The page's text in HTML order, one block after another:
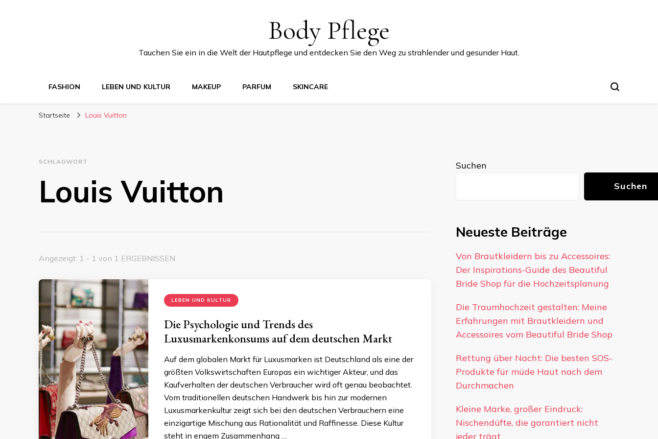
Body Pflege
Tauchen Sie ein in die Welt der Hautpflege und entdecken Sie den Weg zu strahlender und gesunder Haut.
FASHION LEBEN UND KULTUR MAKEUP PARFUM SKINCARE
Startseite Louis Vuitton
SCHLAGWORT
Louis Vuitton
Angezeigt: 1 - 1 von 1 ERGEBNISSEN
LEBEN UND KULTUR
Die Psychologie und Trends des
Luxusmarkenkonsums auf dem deutschen Markt
Auf dem globalen Markt für Luxusmarken ist Deutschland als eine der
größten Volkswirtschaften Europas ein wichtiger Akteur, und das
Kaufverhalten der deutschen Verbraucher wird oft genau beobachtet.
Vom traditionellen deutschen Handwerk bis hin zur modernen
Luxusmarkenkultur zeigt sich bei den deutschen Verbrauchern eine
einzigartige Mischung aus Rationalität und Raffinesse. Diese Kultur
steht in engem Zusammenhang …
Suchen
Suchen
Neueste Beiträge
Von Brautkleidern bis zu Accessoires:
Der Inspirations-Guide des Beautiful
Bride Shop für die Hochzeitsplanung
Die Traumhochzeit gestalten: Meine
Erfahrungen mit Brautkleidern und
Accessoires vom Beautiful Bride Shop
Rettung über Nacht: Die besten SOS-
Produkte für müde Haut nach dem
Durchmachen
Kleine Marke, großer Eindruck:
Nischendüfte, die garantiert nicht
jeder trägt